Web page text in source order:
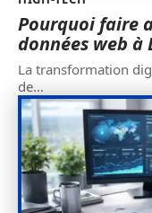
Pourquoi faire
données web à
La transformation
de…